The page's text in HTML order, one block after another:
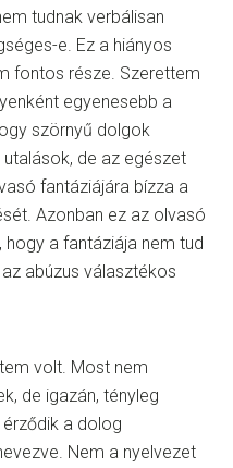
tudnak verbálisan
e. Ez a hiányos
fontos része. Szerettem
egyenesebb a
szörnyű dolgok
de az egészet
fantáziájára bízza a
Azonban ez az olvasó
hogy a fantáziája nem tud
abúzus választékos
volt. Most nem
de igazán, tényleg
a dolog
Nem a nyelvezet